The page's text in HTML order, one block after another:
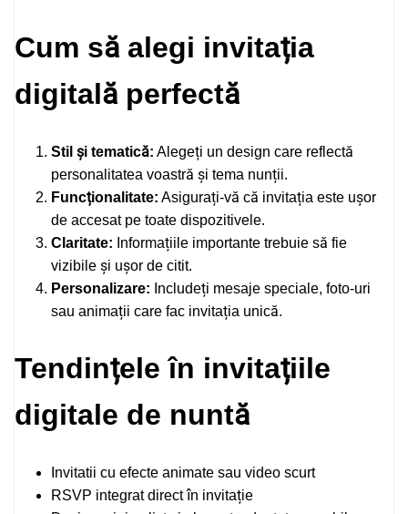
Cum să alegi invitația
digitală perfectă
Stil și tematică: Alegeți un design care reflectă
personalitatea voastră și tema nunții.
Funcționalitate: Asigurați-vă că invitația este ușor
de accesat pe toate dispozitivele.
Claritate: Informațiile importante trebuie să fie
vizibile și ușor de citit.
Personalizare: Includeți mesaje speciale, foto-uri
sau animații care fac invitația unică.
Tendințele în invitațiile
digitale de nuntă
Invitatii cu efecte animate sau video scurt
RSVP integrat direct în invitație